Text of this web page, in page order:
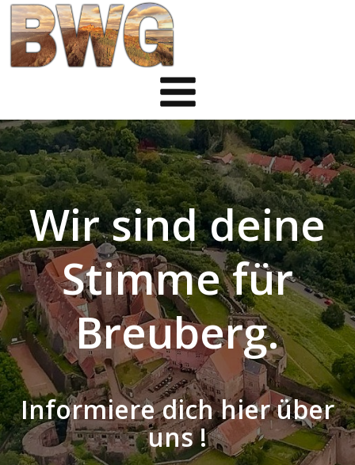
Wir sind deine
Stimme für
Breuberg.
Informiere dich hier über
uns !